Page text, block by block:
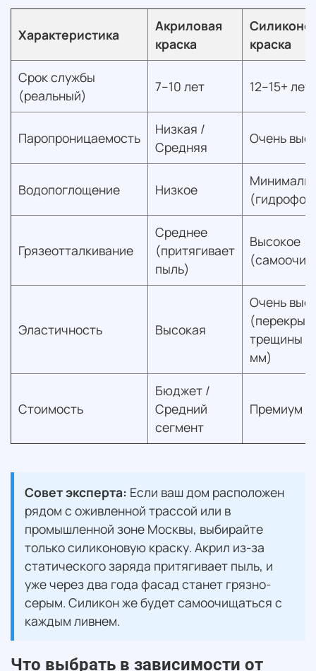
Характеристика
Акриловая
краска
краска
Срок службы
(реальный)
7–10 лет 12–15+ лет
Паропроницаемость
Низкая /
Средняя
Очень
Водопоглощение Низкое
Грязеотталкивание
Среднее
(притягивает
пыль)
Высокое
Эластичность Высокая
Очень
трещины
мм)
Стоимость
Бюджет /
Средний
сегмент
Премиум
Совет эксперта: Если ваш дом расположен
рядом с оживленной трассой или в
промышленной зоне Москвы, выбирайте
только силиконовую краску. Акрил из-за
статического заряда притягивает пыль, и
уже через два года фасад станет грязно-
серым. Силикон же будет самоочищаться с
каждым ливнем.
Что выбрать в зависимости от